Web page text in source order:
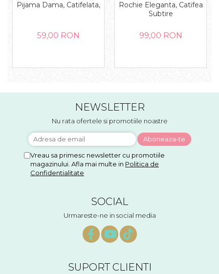
Pijama Dama, Catifelata,
59,00 RON
Rochie Eleganta, Catifea
Subtire
99,00 RON
NEWSLETTER
Nu rata ofertele si promotiile noastre
Vreau sa primesc newsletter cu promotiile
magazinului. Afla mai multe in Politica de
Confidentialitate
SOCIAL
Urmareste-ne in social media
SUPORT CLIENTI